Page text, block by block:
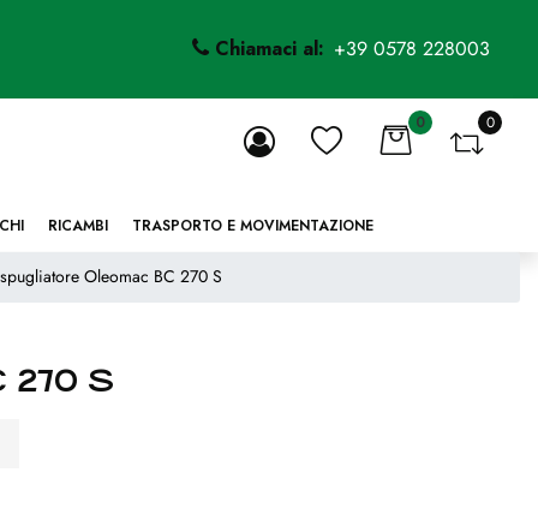
Chiamaci al: +39 0578 228003
0 0
RICAMBI TRASPORTO E MOVIMENTAZIONE
Oleomac BC 270 S
270 S